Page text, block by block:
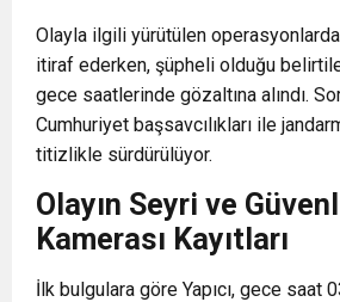
Olayla ilgili yürütülen
itiraf ederken, şüpheli olduğu
gece saatlerinde gözaltına alındı.
Cumhuriyet başsavcılıkları ile
titizlikle sürdürülüyor.
Olayın Seyri ve
Kamerası Kayıtları
İlk bulgulara göre Yapıcı, gece saat